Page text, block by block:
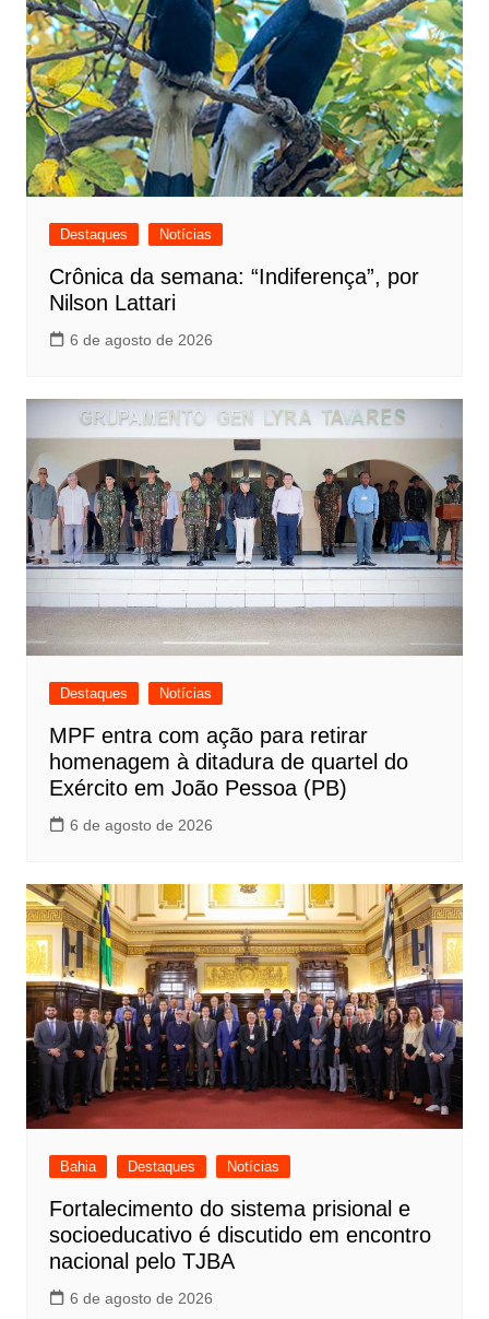
Destaques Notícias
Crônica da semana: “Indiferença”, por
Nilson Lattari
6 de agosto de 2026
Destaques Notícias
MPF entra com ação para retirar
homenagem à ditadura de quartel do
Exército em João Pessoa (PB)
6 de agosto de 2026
Bahia Destaques Notícias
Fortalecimento do sistema prisional e
socioeducativo é discutido em encontro
nacional pelo TJBA
6 de agosto de 2026